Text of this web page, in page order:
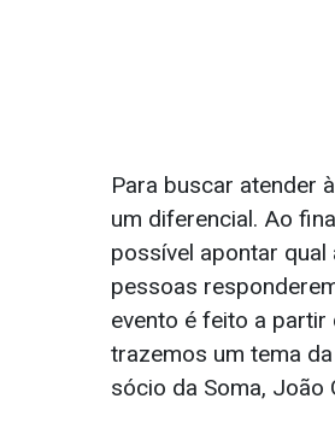
Para buscar atender
um diferencial. Ao
possível apontar qual
pessoas
evento é feito a
trazemos um tema
sócio da Soma, João